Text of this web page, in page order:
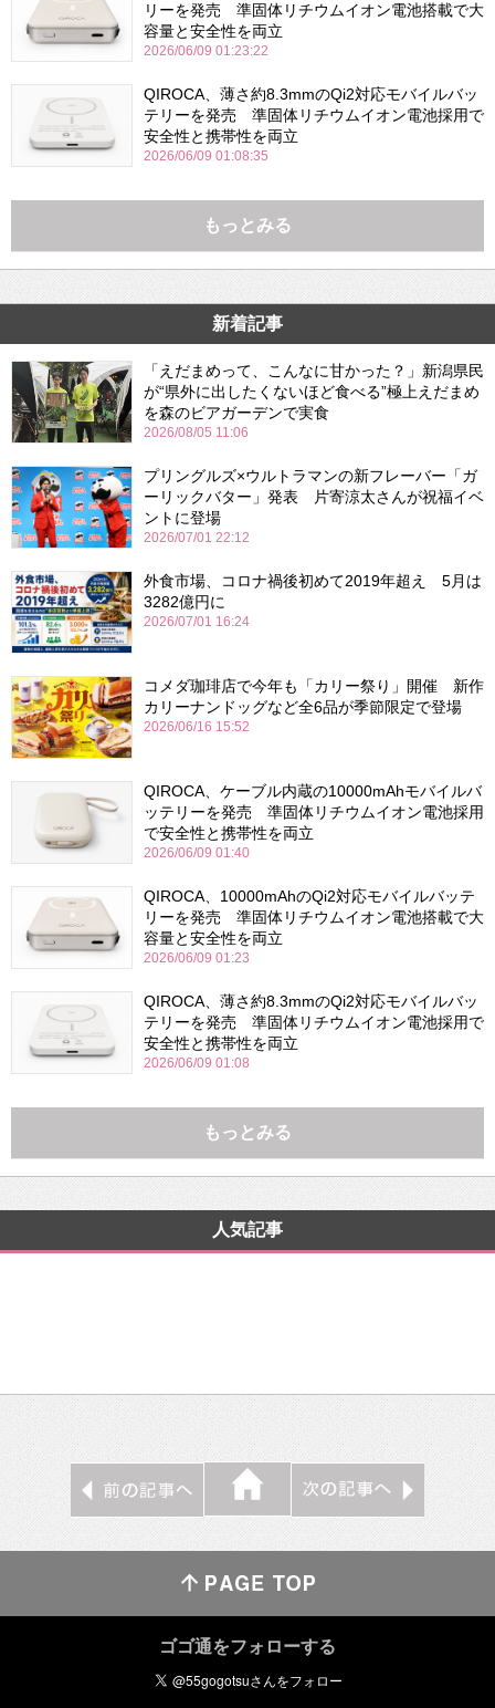
リーを発売 準固体リチウムイオン電池搭載で大
容量と安全性を両立
2026/06/09 01:23:22
QIROCA、薄さ約8.3mmのQi2対応モバイルバッ
テリーを発売 準固体リチウムイオン電池採用で
安全性と携帯性を両立
2026/06/09 01:08:35
もっとみる
新着記事
「えだまめって、こんなに甘かった？」新潟県民
が“県外に出したくないほど食べる”極上えだまめ
を森のビアガーデンで実食
2026/08/05 11:06
プリングルズ×ウルトラマンの新フレーバー「ガ
ーリックバター」発表 片寄涼太さんが祝福イベ
ントに登場
2026/07/01 22:12
外食市場、コロナ禍後初めて2019年超え 5月は
3282億円に
2026/07/01 16:24
コメダ珈琲店で今年も「カリー祭り」開催 新作
カリーナンドッグなど全6品が季節限定で登場
2026/06/16 15:52
QIROCA、ケーブル内蔵の10000mAhモバイルバ
ッテリーを発売 準固体リチウムイオン電池採用
で安全性と携帯性を両立
2026/06/09 01:40
QIROCA、10000mAhのQi2対応モバイルバッテ
リーを発売 準固体リチウムイオン電池搭載で大
容量と安全性を両立
2026/06/09 01:23
QIROCA、薄さ約8.3mmのQi2対応モバイルバッ
テリーを発売 準固体リチウムイオン電池採用で
安全性と携帯性を両立
2026/06/09 01:08
もっとみる
人気記事
ゴゴ通をフォローする